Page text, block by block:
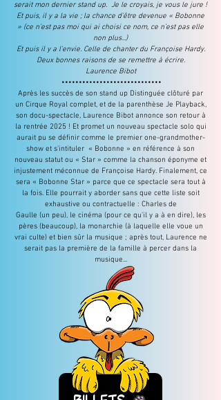
serait mon dernier stand up. Je le croyais, je vous le jure !
Et puis, il y a la vie ; la chance d'être devenue « Bobonne
» (ce n’est pas moi qui ai choisi ce nom, ce n’est pas elle
non plus...)
Et puis il y a l'envie. Celle de chanter du Françoise Hardy.
Deux bonnes raisons de se remettre à écrire.
Laurence Bibot
•••••••••••••••••••••••••••••
Après les succès de son stand up Distinguée clôturé par
un Cirque Royal complet, et de la parenthèse Je Playback,
son docu-spectacle, Laurence Bibot annonce son retour à
la rentrée 2025 ! Et promet un nouveau spectacle solo qui
aurait pu se définir comme le premier one-grandmother-
show et s'intituler « Bobonne » en référence à son
nouveau statut ou « Star » comme la chanson éponyme et
injustement méconnue de Françoise Hardy. Finalement, ce
sera « Bobonne Star » parce que ce spectacle sera tout à
la fois. Elle pourrait y aborder sans que cette liste soit
exhaustive ou contractuelle : Charles de
Gaulle (un peu), le cinéma (pour ce qu'il y a à en dire), les
pères (beaucoup), la monarchie (à laquelle elle voue un
vrai culte) et bien sûr la musique ; après tout, Laurence ne
serait pas la première de la famille à percer dans la
musique...